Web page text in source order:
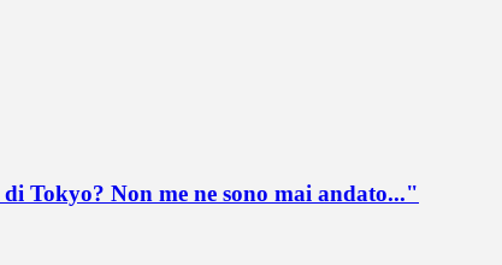
Tokyo? Non me ne sono mai andato..."